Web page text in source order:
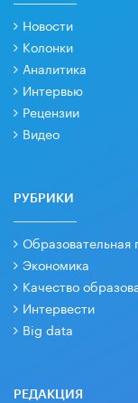
Новости
Колонки
Аналитика
Интервью
Рецензии
Видео
РУБРИКИ
Образовательная
Экономика
Качество
Интервести
Big data
РЕДАКЦИЯ